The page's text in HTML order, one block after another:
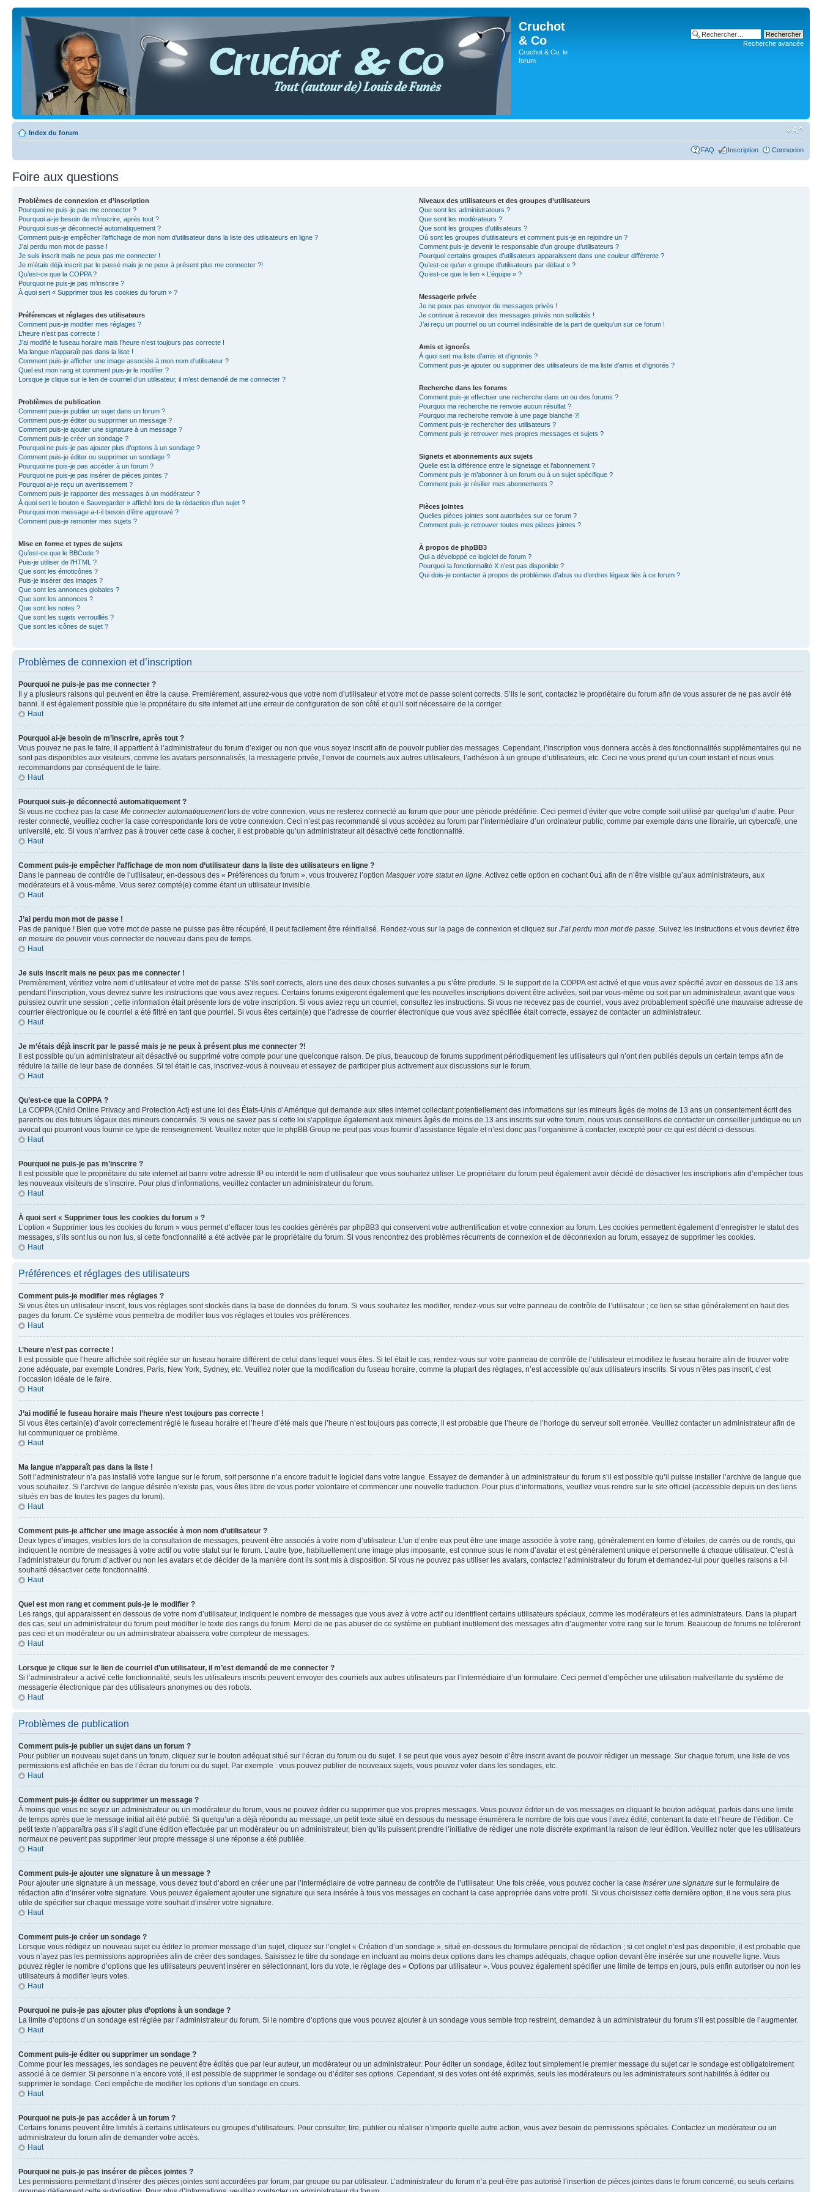
Cruchot
& Co
Cruchot & Co, le
forum
Recherche avancée
Index du forum
FAQ Inscription Connexion
Foire aux questions
Problèmes de connexion et d’inscription
Pourquoi ne puis-je pas me connecter ?
Pourquoi ai-je besoin de m’inscrire, après tout ?
Pourquoi suis-je déconnecté automatiquement ?
Comment puis-je empêcher l’affichage de mon nom d’utilisateur dans la liste des utilisateurs en ligne ?
J’ai perdu mon mot de passe !
Je suis inscrit mais ne peux pas me connecter !
Je m’étais déjà inscrit par le passé mais je ne peux à présent plus me connecter ?!
Qu’est-ce que la COPPA ?
Pourquoi ne puis-je pas m’inscrire ?
À quoi sert « Supprimer tous les cookies du forum » ?
Préférences et réglages des utilisateurs
Comment puis-je modifier mes réglages ?
L’heure n’est pas correcte !
J’ai modifié le fuseau horaire mais l’heure n’est toujours pas correcte !
Ma langue n’apparaît pas dans la liste !
Comment puis-je afficher une image associée à mon nom d’utilisateur ?
Quel est mon rang et comment puis-je le modifier ?
Lorsque je clique sur le lien de courriel d’un utilisateur, il m’est demandé de me connecter ?
Problèmes de publication
Comment puis-je publier un sujet dans un forum ?
Comment puis-je éditer ou supprimer un message ?
Comment puis-je ajouter une signature à un message ?
Comment puis-je créer un sondage ?
Pourquoi ne puis-je pas ajouter plus d’options à un sondage ?
Comment puis-je éditer ou supprimer un sondage ?
Pourquoi ne puis-je pas accéder à un forum ?
Pourquoi ne puis-je pas insérer de pièces jointes ?
Pourquoi ai-je reçu un avertissement ?
Comment puis-je rapporter des messages à un modérateur ?
À quoi sert le bouton « Sauvegarder » affiché lors de la rédaction d’un sujet ?
Pourquoi mon message a-t-il besoin d’être approuvé ?
Comment puis-je remonter mes sujets ?
Mise en forme et types de sujets
Qu’est-ce que le BBCode ?
Puis-je utiliser de l’HTML ?
Que sont les émoticônes ?
Puis-je insérer des images ?
Que sont les annonces globales ?
Que sont les annonces ?
Que sont les notes ?
Que sont les sujets verrouillés ?
Que sont les icônes de sujet ?
Niveaux des utilisateurs et des groupes d’utilisateurs
Que sont les administrateurs ?
Que sont les modérateurs ?
Que sont les groupes d’utilisateurs ?
Où sont les groupes d’utilisateurs et comment puis-je en rejoindre un ?
Comment puis-je devenir le responsable d’un groupe d’utilisateurs ?
Pourquoi certains groupes d’utilisateurs apparaissent dans une couleur différente ?
Qu’est-ce qu’un « groupe d’utilisateurs par défaut » ?
Qu’est-ce que le lien « L’équipe » ?
Messagerie privée
Je ne peux pas envoyer de messages privés !
Je continue à recevoir des messages privés non sollicités !
J’ai reçu un pourriel ou un courriel indésirable de la part de quelqu’un sur ce forum !
Amis et ignorés
À quoi sert ma liste d’amis et d’ignorés ?
Comment puis-je ajouter ou supprimer des utilisateurs de ma liste d’amis et d’ignorés ?
Recherche dans les forums
Comment puis-je effectuer une recherche dans un ou des forums ?
Pourquoi ma recherche ne renvoie aucun résultat ?
Pourquoi ma recherche renvoie à une page blanche ?!
Comment puis-je rechercher des utilisateurs ?
Comment puis-je retrouver mes propres messages et sujets ?
Signets et abonnements aux sujets
Quelle est la différence entre le signetage et l’abonnement ?
Comment puis-je m’abonner à un forum ou à un sujet spécifique ?
Comment puis-je résilier mes abonnements ?
Pièces jointes
Quelles pièces jointes sont autorisées sur ce forum ?
Comment puis-je retrouver toutes mes pièces jointes ?
À propos de phpBB3
Qui a développé ce logiciel de forum ?
Pourquoi la fonctionnalité X n’est pas disponible ?
Qui dois-je contacter à propos de problèmes d’abus ou d’ordres légaux liés à ce forum ?
Problèmes de connexion et d’inscription
Pourquoi ne puis-je pas me connecter ?
Il y a plusieurs raisons qui peuvent en être la cause. Premièrement, assurez-vous que votre nom d’utilisateur et votre mot de passe soient corrects. S’ils le sont, contactez le propriétaire du forum afin de vous assurer de ne pas avoir été
banni. Il est également possible que le propriétaire du site internet ait une erreur de configuration de son côté et qu’il soit nécessaire de la corriger.
Haut
Pourquoi ai-je besoin de m’inscrire, après tout ?
Vous pouvez ne pas le faire, il appartient à l’administrateur du forum d’exiger ou non que vous soyez inscrit afin de pouvoir publier des messages. Cependant, l’inscription vous donnera accès à des fonctionnalités supplémentaires qui ne
sont pas disponibles aux visiteurs, comme les avatars personnalisés, la messagerie privée, l’envoi de courriels aux autres utilisateurs, l’adhésion à un groupe d’utilisateurs, etc. Ceci ne vous prend qu’un court instant et nous vous
recommandons par conséquent de le faire.
Haut
Pourquoi suis-je déconnecté automatiquement ?
Si vous ne cochez pas la case Me connecter automatiquementlors de votre connexion, vous ne resterez connecté au forum que pour une période prédéfinie. Ceci permet d’éviter que votre compte soit utilisé par quelqu’un d’autre. Pour
rester connecté, veuillez cocher la case correspondante lors de votre connexion. Ceci n’est pas recommandé si vous accédez au forum par l’intermédiaire d’un ordinateur public, comme par exemple dans une librairie, un cybercafé, une
université, etc. Si vous n’arrivez pas à trouver cette case à cocher, il est probable qu’un administrateur ait désactivé cette fonctionnalité.
Haut
Comment puis-je empêcher l’affichage de mon nom d’utilisateur dans la liste des utilisateurs en ligne ?
Dans le panneau de contrôle de l’utilisateur, en-dessous des « Préférences du forum », vous trouverez l’option Masquer votre statut en ligne. Activez cette option en cochantOui afin de n’être visible qu’aux administrateurs, aux
modérateurs et à vous-même. Vous serez compté(e) comme étant un utilisateur invisible.
Haut
J’ai perdu mon mot de passe !
Pas de panique ! Bien que votre mot de passe ne puisse pas être récupéré, il peut facilement être réinitialisé. Rendez-vous sur la page de connexion et cliquez sur J’ai perdu mon mot de passe. Suivez les instructions et vous devriez être
en mesure de pouvoir vous connecter de nouveau dans peu de temps.
Haut
Je suis inscrit mais ne peux pas me connecter !
Premièrement, vérifiez votre nom d’utilisateur et votre mot de passe. S’ils sont corrects, alors une des deux choses suivantes a pu s’être produite. Si le support de la COPPA est activé et que vous avez spécifié avoir en dessous de 13 ans
pendant l’inscription, vous devrez suivre les instructions que vous avez reçues. Certains forums exigeront également que les nouvelles inscriptions doivent être activées, soit par vous-même ou soit par un administrateur, avant que vous
puissiez ouvrir une session ; cette information était présente lors de votre inscription. Si vous aviez reçu un courriel, consultez les instructions. Si vous ne recevez pas de courriel, vous avez probablement spécifié une mauvaise adresse de
courrier électronique ou le courriel a été filtré en tant que pourriel. Si vous êtes certain(e) que l’adresse de courrier électronique que vous avez spécifiée était correcte, essayez de contacter un administrateur.
Haut
Je m’étais déjà inscrit par le passé mais je ne peux à présent plus me connecter ?!
Il est possible qu’un administrateur ait désactivé ou supprimé votre compte pour une quelconque raison. De plus, beaucoup de forums suppriment périodiquement les utilisateurs qui n’ont rien publiés depuis un certain temps afin de
réduire la taille de leur base de données. Si tel était le cas, inscrivez-vous à nouveau et essayez de participer plus activement aux discussions sur le forum.
Haut
Qu’est-ce que la COPPA ?
La COPPA (Child Online Privacy and Protection Act) est une loi des États-Unis d’Amérique qui demande aux sites internet collectant potentiellement des informations sur les mineurs âgés de moins de 13 ans un consentement écrit des
parents ou des tuteurs légaux des mineurs concernés. Si vous ne savez pas si cette loi s’applique également aux mineurs âgés de moins de 13 ans inscrits sur votre forum, nous vous conseillons de contacter un conseiller juridique ou un
avocat qui pourront vous fournir ce type de renseignement. Veuillez noter que le phpBB Group ne peut pas vous fournir d’assistance légale et n’est donc pas l’organisme à contacter, excepté pour ce qui est décrit ci-dessous.
Haut
Pourquoi ne puis-je pas m’inscrire ?
Il est possible que le propriétaire du site internet ait banni votre adresse IP ou interdit le nom d’utilisateur que vous souhaitez utiliser. Le propriétaire du forum peut également avoir décidé de désactiver les inscriptions afin d’empêcher tous
les nouveaux visiteurs de s’inscrire. Pour plus d’informations, veuillez contacter un administrateur du forum.
Haut
À quoi sert « Supprimer tous les cookies du forum » ?
L’option « Supprimer tous les cookies du forum » vous permet d’effacer tous les cookies générés par phpBB3 qui conservent votre authentification et votre connexion au forum. Les cookies permettent également d’enregistrer le statut des
messages, s’ils sont lus ou non lus, si cette fonctionnalité a été activée par le propriétaire du forum. Si vous rencontrez des problèmes récurrents de connexion et de déconnexion au forum, essayez de supprimer les cookies.
Haut
Préférences et réglages des utilisateurs
Comment puis-je modifier mes réglages ?
Si vous êtes un utilisateur inscrit, tous vos réglages sont stockés dans la base de données du forum. Si vous souhaitez les modifier, rendez-vous sur votre panneau de contrôle de l’utilisateur ; ce lien se situe généralement en haut des
pages du forum. Ce système vous permettra de modifier tous vos réglages et toutes vos préférences.
Haut
L’heure n’est pas correcte !
Il est possible que l’heure affichée soit réglée sur un fuseau horaire différent de celui dans lequel vous êtes. Si tel était le cas, rendez-vous sur votre panneau de contrôle de l’utilisateur et modifiez le fuseau horaire afin de trouver votre
zone adéquate, par exemple Londres, Paris, New York, Sydney, etc. Veuillez noter que la modification du fuseau horaire, comme la plupart des réglages, n’est accessible qu’aux utilisateurs inscrits. Si vous n’êtes pas inscrit, c’est
l’occasion idéale de le faire.
Haut
J’ai modifié le fuseau horaire mais l’heure n’est toujours pas correcte !
Si vous êtes certain(e) d’avoir correctement réglé le fuseau horaire et l’heure d’été mais que l’heure n’est toujours pas correcte, il est probable que l’heure de l’horloge du serveur soit erronée. Veuillez contacter un administrateur afin de
lui communiquer ce problème.
Haut
Ma langue n’apparaît pas dans la liste !
Soit l’administrateur n’a pas installé votre langue sur le forum, soit personne n’a encore traduit le logiciel dans votre langue. Essayez de demander à un administrateur du forum s’il est possible qu’il puisse installer l’archive de langue que
vous souhaitez. Si l’archive de langue désirée n’existe pas, vous êtes libre de vous porter volontaire et commencer une nouvelle traduction. Pour plus d’informations, veuillez vous rendre sur le site officiel (accessible depuis un des liens
situés en bas de toutes les pages du forum).
Haut
Comment puis-je afficher une image associée à mon nom d’utilisateur ?
Deux types d’images, visibles lors de la consultation de messages, peuvent être associés à votre nom d’utilisateur. L’un d’entre eux peut être une image associée à votre rang, généralement en forme d’étoiles, de carrés ou de ronds, qui
indiquent le nombre de messages à votre actif ou votre statut sur le forum. L’autre type, habituellement une image plus imposante, est connue sous le nom d’avatar et est généralement unique et personnelle à chaque utilisateur. C’est à
l’administrateur du forum d’activer ou non les avatars et de décider de la manière dont ils sont mis à disposition. Si vous ne pouvez pas utiliser les avatars, contactez l’administrateur du forum et demandez-lui pour quelles raisons a t-il
souhaité désactiver cette fonctionnalité.
Haut
Quel est mon rang et comment puis-je le modifier ?
Les rangs, qui apparaissent en dessous de votre nom d’utilisateur, indiquent le nombre de messages que vous avez à votre actif ou identifient certains utilisateurs spéciaux, comme les modérateurs et les administrateurs. Dans la plupart
des cas, seul un administrateur du forum peut modifier le texte des rangs du forum. Merci de ne pas abuser de ce système en publiant inutilement des messages afin d’augmenter votre rang sur le forum. Beaucoup de forums ne toléreront
pas ceci et un modérateur ou un administrateur abaissera votre compteur de messages.
Haut
Lorsque je clique sur le lien de courriel d’un utilisateur, il m’est demandé de me connecter ?
Si l’administrateur a activé cette fonctionnalité, seuls les utilisateurs inscrits peuvent envoyer des courriels aux autres utilisateurs par l’intermédiaire d’un formulaire. Ceci permet d’empêcher une utilisation malveillante du système de
messagerie électronique par des utilisateurs anonymes ou des robots.
Haut
Problèmes de publication
Comment puis-je publier un sujet dans un forum ?
Pour publier un nouveau sujet dans un forum, cliquez sur le bouton adéquat situé sur l’écran du forum ou du sujet. Il se peut que vous ayez besoin d’être inscrit avant de pouvoir rédiger un message. Sur chaque forum, une liste de vos
permissions est affichée en bas de l’écran du forum ou du sujet. Par exemple : vous pouvez publier de nouveaux sujets, vous pouvez voter dans les sondages, etc.
Haut
Comment puis-je éditer ou supprimer un message ?
À moins que vous ne soyez un administrateur ou un modérateur du forum, vous ne pouvez éditer ou supprimer que vos propres messages. Vous pouvez éditer un de vos messages en cliquant le bouton adéquat, parfois dans une limite
de temps après que le message initial ait été publié. Si quelqu’un a déjà répondu au message, un petit texte situé en dessous du message énumèrera le nombre de fois que vous l’avez édité, contenant la date et l’heure de l’édition. Ce
petit texte n’apparaîtra pas s’il s’agit d’une édition effectuée par un modérateur ou un administrateur, bien qu’ils puissent prendre l’initiative de rédiger une note discrète exprimant la raison de leur édition. Veuillez noter que les utilisateurs
normaux ne peuvent pas supprimer leur propre message si une réponse a été publiée.
Haut
Comment puis-je ajouter une signature à un message ?
Pour ajouter une signature à un message, vous devez tout d’abord en créer une par l’intermédiaire de votre panneau de contrôle de l’utilisateur. Une fois créée, vous pouvez cocher la case Insérer une signature sur le formulaire de
rédaction afin d’insérer votre signature. Vous pouvez également ajouter une signature qui sera insérée à tous vos messages en cochant la case appropriée dans votre profil. Si vous choisissez cette dernière option, il ne vous sera plus
utile de spécifier sur chaque message votre souhait d’insérer votre signature.
Haut
Comment puis-je créer un sondage ?
Lorsque vous rédigez un nouveau sujet ou éditez le premier message d’un sujet, cliquez sur l’onglet « Création d’un sondage », situé en-dessous du formulaire principal de rédaction ; si cet onglet n’est pas disponible, il est probable que
vous n’ayez pas les permissions appropriées afin de créer des sondages. Saisissez le titre du sondage en incluant au moins deux options dans les champs adéquats, chaque option devant être insérée sur une nouvelle ligne. Vous
pouvez régler le nombre d’options que les utilisateurs peuvent insérer en sélectionnant, lors du vote, le réglage des « Options par utilisateur ». Vous pouvez également spécifier une limite de temps en jours, puis enfin autoriser ou non les
utilisateurs à modifier leurs votes.
Haut
Pourquoi ne puis-je pas ajouter plus d’options à un sondage ?
La limite d’options d’un sondage est réglée par l’administrateur du forum. Si le nombre d’options que vous pouvez ajouter à un sondage vous semble trop restreint, demandez à un administrateur du forum s’il est possible de l’augmenter.
Haut
Comment puis-je éditer ou supprimer un sondage ?
Comme pour les messages, les sondages ne peuvent être édités que par leur auteur, un modérateur ou un administrateur. Pour éditer un sondage, éditez tout simplement le premier message du sujet car le sondage est obligatoirement
associé à ce dernier. Si personne n’a encore voté, il est possible de supprimer le sondage ou d’éditer ses options. Cependant, si des votes ont été exprimés, seuls les modérateurs ou les administrateurs sont habilités à éditer ou
supprimer le sondage. Ceci empêche de modifier les options d’un sondage en cours.
Haut
Pourquoi ne puis-je pas accéder à un forum ?
Certains forums peuvent être limités à certains utilisateurs ou groupes d’utilisateurs. Pour consulter, lire, publier ou réaliser n’importe quelle autre action, vous avez besoin de permissions spéciales. Contactez un modérateur ou un
administrateur du forum afin de demander votre accès.
Haut
Pourquoi ne puis-je pas insérer de pièces jointes ?
Les permissions permettant d’insérer des pièces jointes sont accordées par forum, par groupe ou par utilisateur. L’administrateur du forum n’a peut-être pas autorisé l’insertion de pièces jointes dans le forum concerné, ou seuls certains